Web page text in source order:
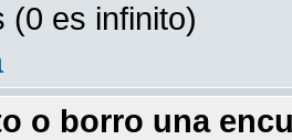
(0 es infinito)
o borro una